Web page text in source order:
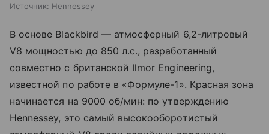
Источник: Hennessey
В основе Blackbird — атмосферный 6,2-литровый
V8 мощностью до 850 л.с., разработанный
совместно с британской Ilmor Engineering,
известной по работе в «Формуле-1». Красная зона
начинается на 9000 об/мин: по утверждению
Hennessey, это самый высокооборотистый